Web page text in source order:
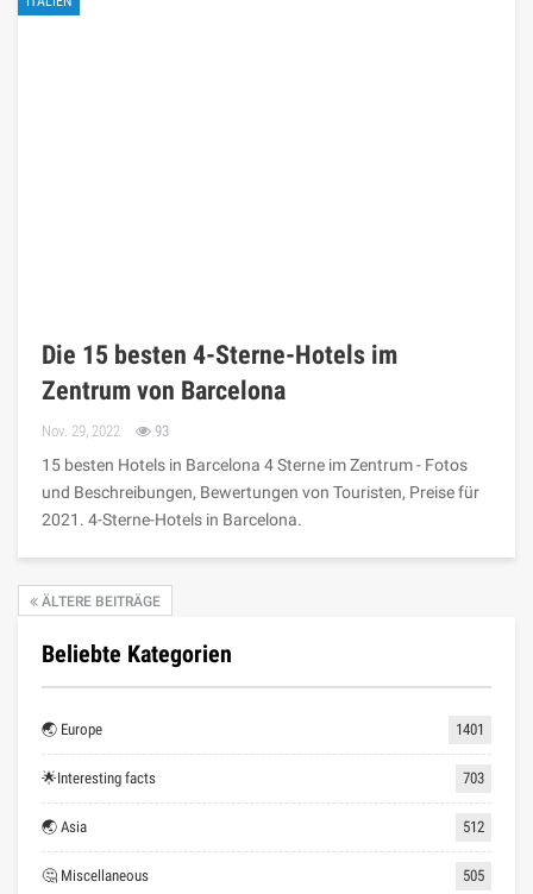
Die 15 besten 4-Sterne-Hotels im
Zentrum von Barcelona
Nov. 29, 2022 93
15 besten Hotels in Barcelona 4 Sterne im Zentrum - Fotos
und Beschreibungen, Bewertungen von Touristen, Preise für
2021. 4-Sterne-Hotels in Barcelona.
ÄLTERE BEITRÄGE
Beliebte Kategorien
🌏 Europe 1401
🌟Interesting facts 703
🌏 Asia 512
🤔 Miscellaneous 505